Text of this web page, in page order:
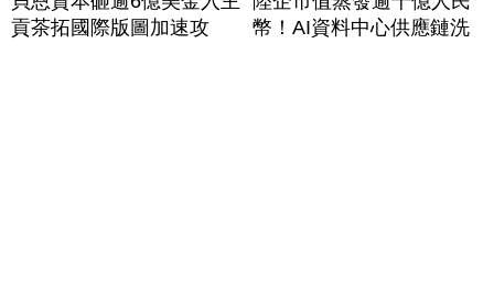
貢茶拓國際版圖加速攻
幣！AI資料中心供應鏈洗